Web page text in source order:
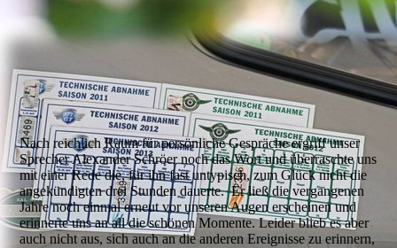
Nach reichlich Raum für persönliche Gespräche ergriff unser
Sprecher Alexander Schröer noch das Wort und überraschte uns
mit einer Rede die, für ihn fast untypisch, zum Glück nicht die
angekündigten drei Stunden dauerte. Er ließ die vergangenen
Jahre noch einmal erneut vor unseren Augen erscheinen und
erinnerte uns an all die schönen Momente. Leider blieb es aber
auch nicht aus, sich auch an die anderen Ereignisse zu erinnern,